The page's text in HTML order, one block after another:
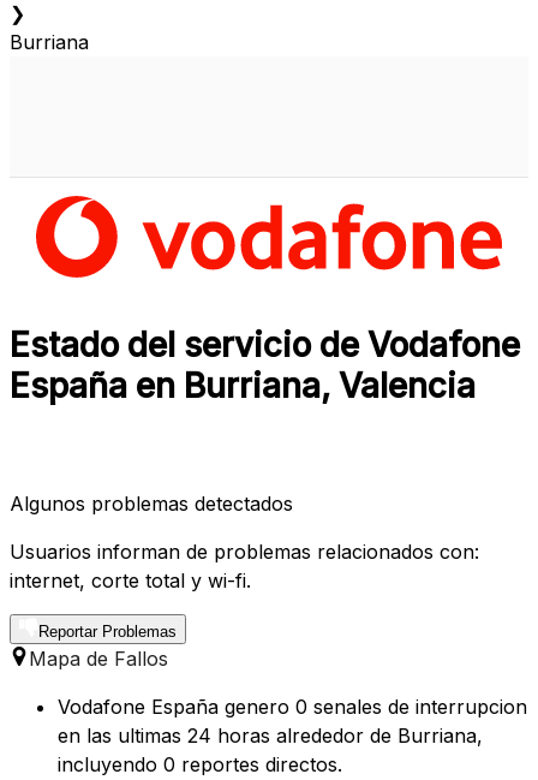
❯
Burriana
Estado del servicio de Vodafone
España en Burriana, Valencia
Algunos problemas detectados
Usuarios informan de problemas relacionados con:
internet, corte total y wi-fi.
Reportar Problemas
Mapa de Fallos
Vodafone España genero 0 senales de interrupcion
en las ultimas 24 horas alrededor de Burriana,
incluyendo 0 reportes directos.